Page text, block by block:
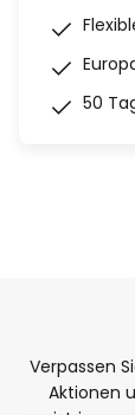
50
Verpassen
Aktionen